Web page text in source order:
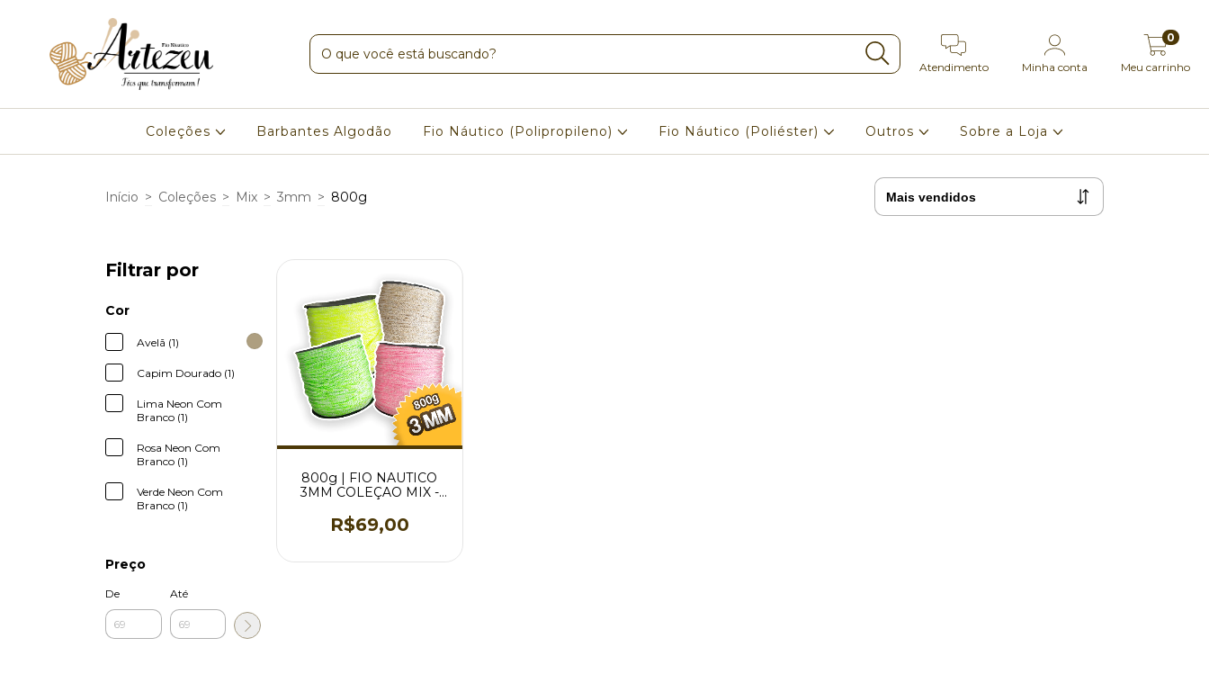
Atendimento Minha conta Meu carrinho
0
Coleções Barbantes Algodão Fio Náutico (Polipropileno) Fio Náutico (Poliéster) Outros Sobre a Loja
Início > Coleções > Mix > 3mm > 800g
Filtrar por
Cor
Avelã (1)
Capim Dourado (1)
Lima Neon Com
Branco (1)
Rosa Neon Com
Branco (1)
Verde Neon Com
Branco (1)
Preço
De Até
800g | FIO NAUTICO
3MM COLEÇAO MIX -
R$69,00